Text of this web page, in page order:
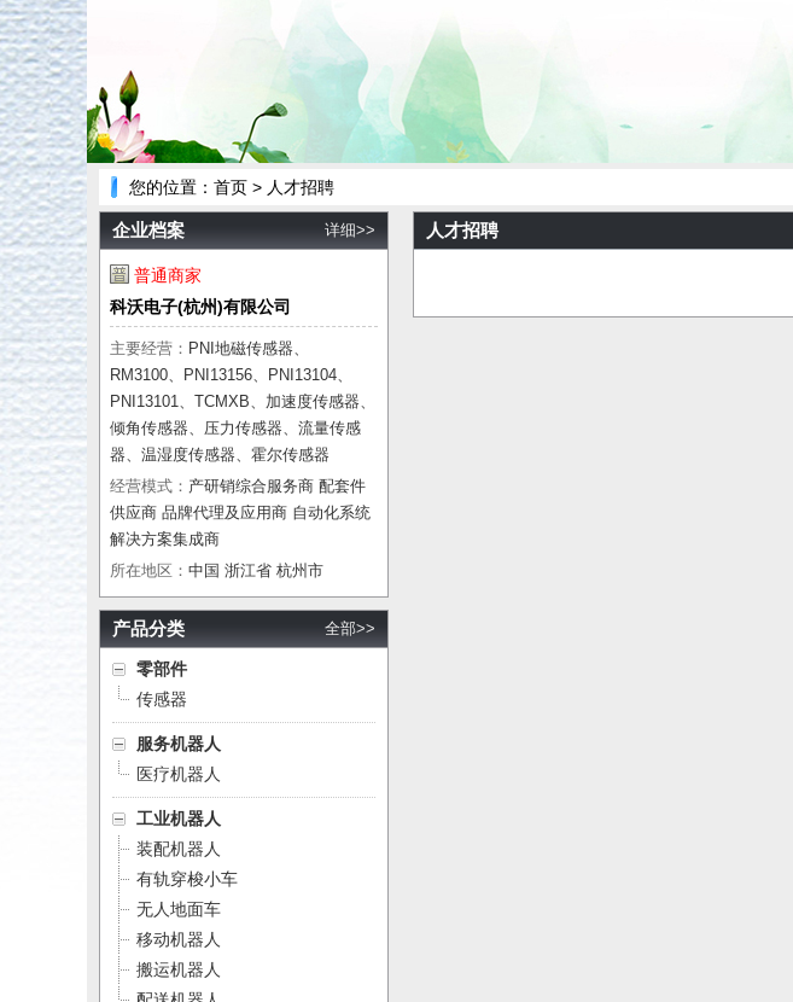
您的位置： 首页 > 人才招聘
企业档案 详细>>
普通商家
科沃电子(杭州)有限公司
主要经营： PNI地磁传感器、
RM3100、PNI13156、PNI13104、
PNI13101、TCMXB、加速度传感器、
倾角传感器、压力传感器、流量传感
器、温湿度传感器、霍尔传感器
经营模式： 产研销综合服务商 配套件
供应商 品牌代理及应用商 自动化系统
解决方案集成商
所在地区： 中国 浙江省 杭州市
产品分类 全部>>
零部件
传感器
服务机器人
医疗机器人
工业机器人
装配机器人
有轨穿梭小车
无人地面车
移动机器人
搬运机器人
人才招聘